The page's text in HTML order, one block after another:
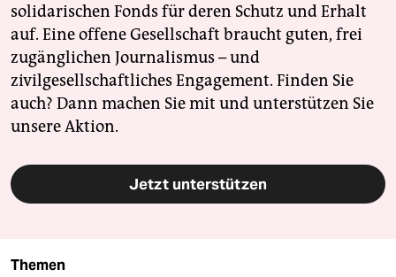
solidarischen Fonds für deren Schutz und Erhalt
auf. Eine offene Gesellschaft braucht guten, frei
zugänglichen Journalismus – und
zivilgesellschaftliches Engagement. Finden Sie
auch? Dann machen Sie mit und unterstützen Sie
unsere Aktion.
Jetzt unterstützen
Themen